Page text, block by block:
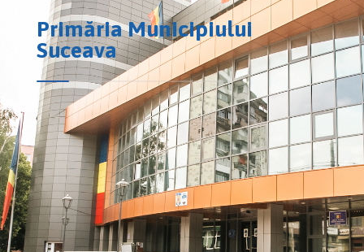
Primăria Municipiului
Suceava